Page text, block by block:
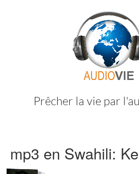
Prêcher la vie par
mp3 en Swahili: